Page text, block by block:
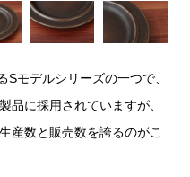
モデルシリーズの一つで、
品に採用されていますが、
産数と販売数を誇るのがこ